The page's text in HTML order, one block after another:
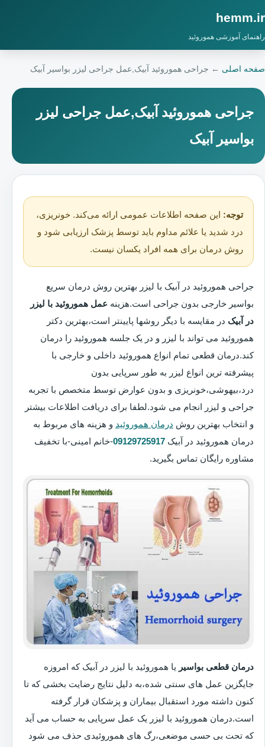
hemm.ir
راهنمای آموزشی هموروئید
صفحه اصلی ← جراحی هموروئید آبیک,عمل جراحی لیزر بواسیر آبیک
جراحی هموروئید آبیک,عمل جراحی لیزر
بواسیر آبیک
توجه: این صفحه اطلاعات عمومی ارائه می‌کند. خونریزی،
درد شدید یا علائم مداوم باید توسط پزشک ارزیابی شود و
روش درمان برای همه افراد یکسان نیست.
جراحی هموروئید در آبیک با لیزر بهترین روش درمان سریع
بواسیر خارجی بدون جراحی است.هزینه عمل هموروئید با لیزر
در آبیک در مقایسه با دیگر روشها پایینتر است،بهترین دکتر
هموروئید می تواند با لیزر و در یک جلسه هموروئید را درمان
کند.درمان قطعی تمام انواع هموروئید داخلی و خارجی با
پیشرفته ترین انواع لیزر به طور سرپایی بدون
درد،بیهوشی،خونریزی و بدون عوارض توسط متخصص با تجربه
جراحی و لیزر انجام می شود.لطفا برای دریافت اطلاعات بیشتر
و انتخاب بهترین روش درمان هموروئید و هزینه های مربوط به
درمان هموروئید در آبیک 09129725917-خانم امینی-با تخفیف
مشاوره رایگان تماس بگیرید.
درمان قطعی بواسیر یا هموروئید با لیزر در آبیک که امروزه
جایگزین عمل های سنتی شده،به دلیل نتایج رضایت بخشی که تا
کنون داشته مورد استقبال بیماران و پزشکان قرار گرفته
است.درمان هموروئید با لیزر یک عمل سرپایی به حساب می آید
که تحت بی حسی موضعی،رگ های هموروئیدی حذف می شود